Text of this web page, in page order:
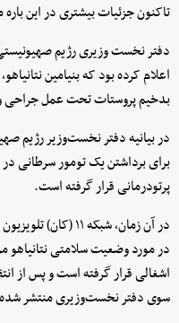
تاکنون جزئیات بیشتری در این
اعلام کرده بود که بنیامین
بدخیم پروستات تحت عمل جراحی
در بیانیه دفتر نخست‌وزیر رژیم
برای برداشتن یک تومور سرطانی
پرتودرمانی قرار گرفته است.
در آن زمان، شبکه
در مورد وضعیت سلامتی نتانیاهو
اشغالی قرار گرفته است و پس از
سوی دفتر نخست‌وزیری منتشر